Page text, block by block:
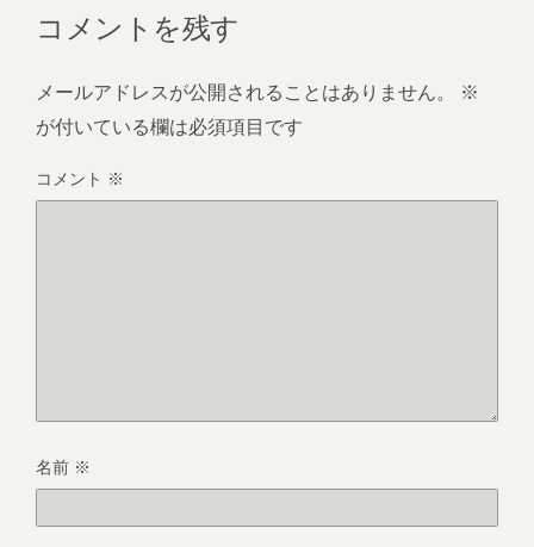
コメントを残す
メールアドレスが公開されることはありません。
※
が付いている欄は必須項目です
コメント ※
名前 ※